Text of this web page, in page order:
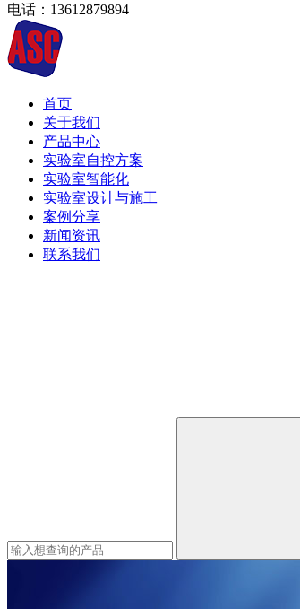
电话：13612879894
首页
关于我们
产品中心
实验室自控方案
实验室智能化
实验室设计与施工
案例分享
新闻资讯
联系我们